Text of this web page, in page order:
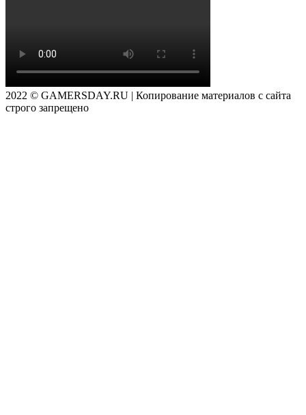
2022 © GAMERSDAY.RU | Копирование материалов с сайта
строго запрещено